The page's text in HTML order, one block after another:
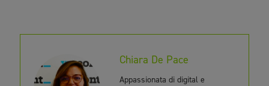
Chiara De Pace
Appassionata di digital e